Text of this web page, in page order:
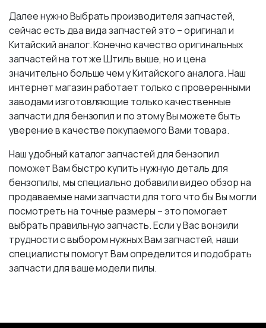
Далее нужно Выбрать производителя запчастей,
сейчас есть два вида запчастей это – оригинал и
Китайский аналог. Конечно качество оригинальных
запчастей на тот же Штиль выше, но и цена
значительно больше чем у Китайского аналога. Наш
интернет магазин работает только с проверенными
заводами изготовляющие только качественные
запчасти для бензопил и по этому Вы можете быть
уверение в качестве покупаемого Вами товара.
Наш удобный каталог запчастей для бензопил
поможет Вам быстро купить нужную деталь для
бензопилы, мы специально добавили видео обзор на
продаваемые нами запчасти для того что бы Вы могли
посмотреть на точные размеры – это помогает
выбрать правильную запчасть. Если у Вас вонзили
трудности с выбором нужных Вам запчастей, наши
специалисты помогут Вам определится и подобрать
запчасти для ваше модели пилы.